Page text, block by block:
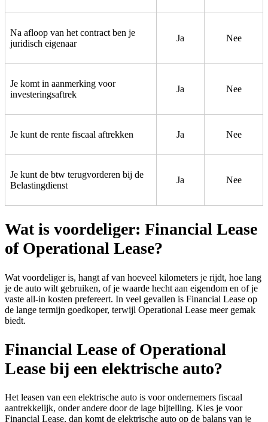
Na afloop van het contract ben je
juridisch eigenaar
Ja Nee
Je komt in aanmerking voor
investeringsaftrek
Ja Nee
Je kunt de rente fiscaal aftrekken Ja Nee
Je kunt de btw terugvorderen bij de
Belastingdienst
Ja Nee
Wat is voordeliger: Financial Lease
of Operational Lease?
Wat voordeliger is, hangt af van hoeveel kilometers je rijdt, hoe lang
je de auto wilt gebruiken, of je waarde hecht aan eigendom en of je
vaste all-in kosten prefereert. In veel gevallen is Financial Lease op
de lange termijn goedkoper, terwijl Operational Lease meer gemak
biedt.
Financial Lease of Operational
Lease bij een elektrische auto?
Het leasen van een elektrische auto is voor ondernemers fiscaal
aantrekkelijk, onder andere door de lage bijtelling. Kies je voor
Financial Lease, dan komt de elektrische auto op de balans van je